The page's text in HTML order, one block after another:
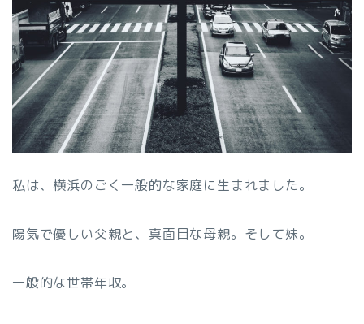
私は、横浜のごく一般的な家庭に生まれました。
陽気で優しい父親と、真面目な母親。そして妹。
一般的な世帯年収。